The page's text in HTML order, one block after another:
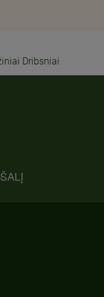
Dribsniai